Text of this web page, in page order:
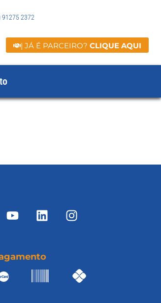
91275 2372
| JÁ É PARCEIRO? CLIQUE AQUI